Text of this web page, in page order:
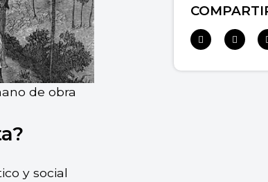
de obra
y social